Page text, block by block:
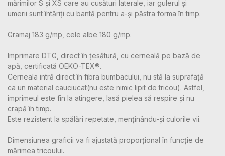
mărimilor S și XS care au cusături laterale, iar gulerul și
umerii sunt întăriți cu bantă pentru a-și păstra forma în timp.
Gramaj 183 g/mp, cele albe 180 g/mp.
Imprimare DTG, direct în țesătură, cu cerneală pe bază de
apă, certificată OEKO-TEX®.
Cerneala intră direct în fibra bumbacului, nu stă la suprafață
ca un material cauciucat(nu este nimic lipit de tricou). Astfel,
imprimeul este fin la atingere, lasă pielea să respire și nu
crapă în timp.
Este rezistent la spălări repetate, menținându-și culorile vii.
Dimensiunea graficii va fi ajustată proporțional în funcție de
mărimea tricoului.